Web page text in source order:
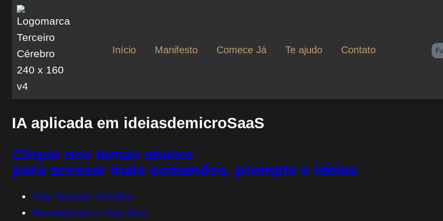
Início Manifesto Comece Já Te ajudo Contato
IA aplicada em ideiasdemicroSaaS
Clique nos temas abaixo
para acessar mais comandos, prompts e ideias
Seu Terceiro Cérebro
Mentalidade e Vida Solo